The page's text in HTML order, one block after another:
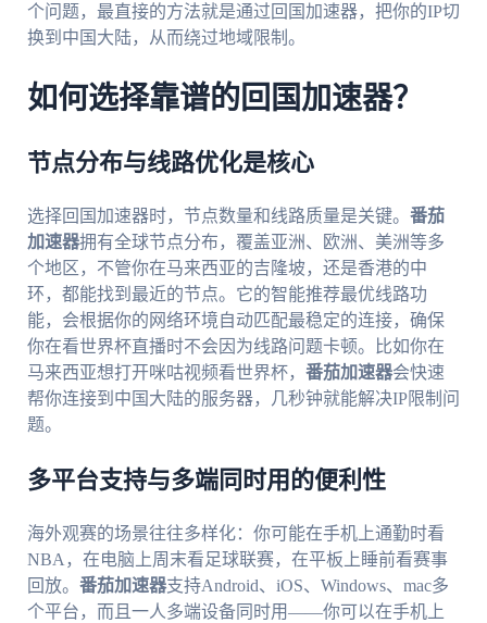
个问题，最直接的方法就是通过回国加速器，把你的IP切
换到中国大陆，从而绕过地域限制。
如何选择靠谱的回国加速器？
节点分布与线路优化是核心
选择回国加速器时，节点数量和线路质量是关键。 番茄
加速器拥有全球节点分布，覆盖亚洲、欧洲、美洲等多
个地区，不管你在马来西亚的吉隆坡，还是香港的中
环，都能找到最近的节点。它的智能推荐最优线路功
能，会根据你的网络环境自动匹配最稳定的连接，确保
你在看世界杯直播时不会因为线路问题卡顿。比如你在
马来西亚想打开咪咕视频看世界杯， 番茄加速器会快速
帮你连接到中国大陆的服务器，几秒钟就能解决IP限制问
题。
多平台支持与多端同时用的便利性
海外观赛的场景往往多样化：你可能在手机上通勤时看
NBA，在电脑上周末看足球联赛，在平板上睡前看赛事
回放。 番茄加速器支持Android、iOS、Windows、mac多
个平台，而且一人多端设备同时用——你可以在手机上